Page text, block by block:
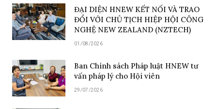
ĐẠI DIỆN HNEW KẾT NỐI VÀ TRAO
ĐỔI VỚI CHỦ TỊCH HIỆP HỘI CÔNG
NGHỆ NEW ZEALAND (NZTECH)
01/08/2026
Ban Chính sách Pháp luật HNEW tư
vấn pháp lý cho Hội viên
29/07/2026